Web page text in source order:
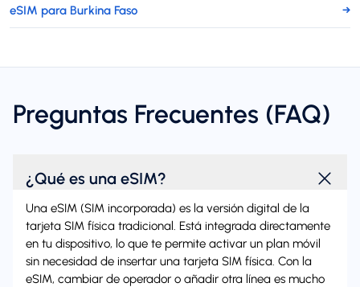
eSIM para Burkina Faso →
Preguntas Frecuentes (FAQ)
¿Qué es una eSIM?
Una eSIM (SIM incorporada) es la versión digital de la
tarjeta SIM física tradicional. Está integrada directamente
en tu dispositivo, lo que te permite activar un plan móvil
sin necesidad de insertar una tarjeta SIM física. Con la
eSIM, cambiar de operador o añadir otra línea es mucho